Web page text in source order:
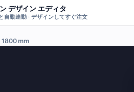
デザイン エディタ
自動連動 · デザインしてすぐ注文
1800 mm